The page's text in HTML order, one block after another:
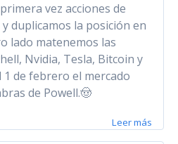
vez acciones de
duplicamos la posición en
lado matenemos las
Nvidia, Tesla, Bitcoin y
1 de febrero el mercado
de Powell.🤠
Leer más